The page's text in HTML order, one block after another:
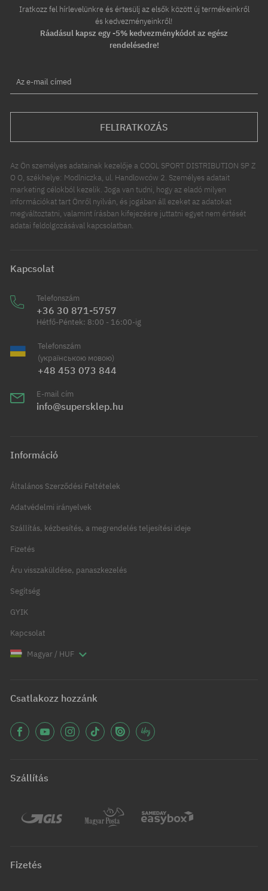
Iratkozz fel hírlevelünkre és értesülj az elsők között új termékeinkről
és kedvezményeinkről!
Ráadásul kapsz egy -5% kedvezménykódot az egész
rendelésedre!
Az e-mail címed
FELIRATKOZÁS
Az Ön személyes adatainak kezelője a COOL SPORT DISTRIBUTION SP Z
O O, székhelye: Modlniczka, ul. Handlowców 2. Személyes adatait
marketing célokból kezelik. Joga van tudni, hogy az eladó milyen
információkat tart Önről nyilván, és jogában áll ezeket az adatokat
megváltoztatni, valamint írásban kifejezésre juttatni egyet nem értését
adatai feldolgozásával kapcsolatban.
Kapcsolat
Telefonszám
+36 30 871-5757
Hétfő-Péntek: 8:00 - 16:00-ig
Telefonszám
(українською мовою)
+48 453 073 844
E-mail cím
info@supersklep.hu
Információ
Általános Szerződési Feltételek
Adatvédelmi irányelvek
Szállítás, kézbesítés, a megrendelés teljesítési ideje
Fizetés
Áru visszaküldése, panaszkezelés
Segítség
GYIK
Kapcsolat
Magyar / HUF
Csatlakozz hozzánk
Szállítás
Fizetés